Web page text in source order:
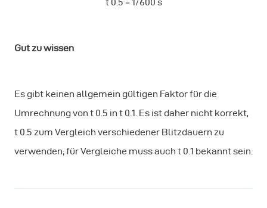
t 0.5 = 1/600 s
Gut zu wissen
Es gibt keinen allgemein gültigen Faktor für die
Umrechnung von t 0.5 in t 0.1. Es ist daher nicht korrekt,
t 0.5 zum Vergleich verschiedener Blitzdauern zu
verwenden; für Vergleiche muss auch t 0.1 bekannt sein.